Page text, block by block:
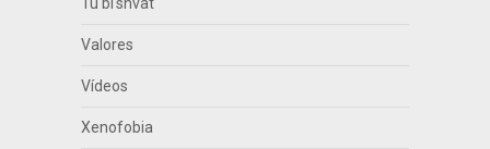
Valores
Vídeos
Xenofobia